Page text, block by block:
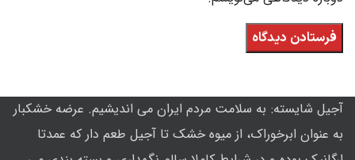
آجیل شایسته: به سلامت مردم ایران می اندیشیم. عرضه خشکبار
به عنوان ابرخوراک، از میوه خشک تا آجیل طعم دار که عمدتا